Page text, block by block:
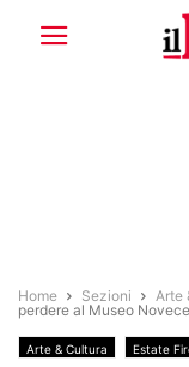
Home Sezioni Arte
perdere al Museo
Arte & Cultura Estate